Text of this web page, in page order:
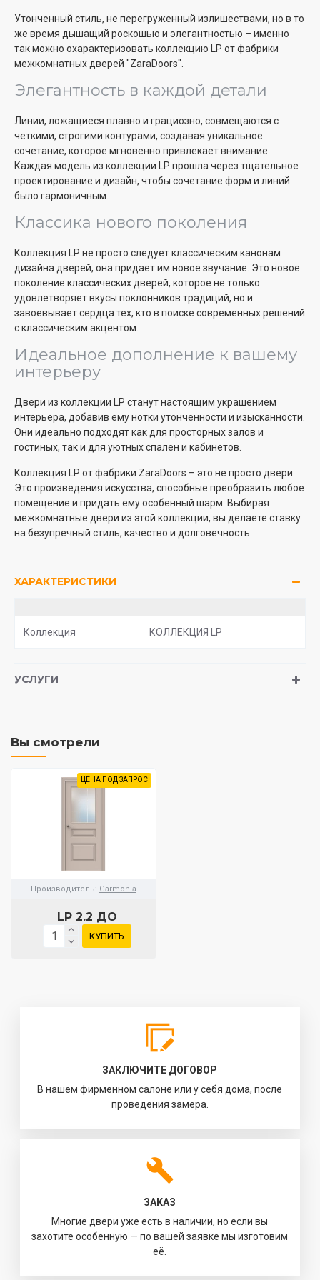
Утонченный стиль, не перегруженный излишествами, но в то
же время дышащий роскошью и элегантностью – именно
так можно охарактеризовать коллекцию LP от фабрики
межкомнатных дверей "ZaraDoors".
Элегантность в каждой детали
Линии, ложащиеся плавно и грациозно, совмещаются с
четкими, строгими контурами, создавая уникальное
сочетание, которое мгновенно привлекает внимание.
Каждая модель из коллекции LP прошла через тщательное
проектирование и дизайн, чтобы сочетание форм и линий
было гармоничным.
Классика нового поколения
Коллекция LP не просто следует классическим канонам
дизайна дверей, она придает им новое звучание. Это новое
поколение классических дверей, которое не только
удовлетворяет вкусы поклонников традиций, но и
завоевывает сердца тех, кто в поиске современных решений
с классическим акцентом.
Идеальное дополнение к вашему
интерьеру
Двери из коллекции LP станут настоящим украшением
интерьера, добавив ему нотки утонченности и изысканности.
Они идеально подходят как для просторных залов и
гостиных, так и для уютных спален и кабинетов.
Коллекция LP от фабрики ZaraDoors – это не просто двери.
Это произведения искусства, способные преобразить любое
помещение и придать ему особенный шарм. Выбирая
межкомнатные двери из этой коллекции, вы делаете ставку
на безупречный стиль, качество и долговечность.
ХАРАКТЕРИСТИКИ
Коллекция КОЛЛЕКЦИЯ LP
УСЛУГИ
Вы смотрели
ЦЕНА ПОД ЗАПРОС
Производитель: Garmonia
LP 2.2 ДО
КУПИТЬ
ЗАКЛЮЧИТЕ ДОГОВОР
В нашем фирменном салоне или у себя дома, после
проведения замера.
ЗАКАЗ
Многие двери уже есть в наличии, но если вы
захотите особенную — по вашей заявке мы изготовим
её.